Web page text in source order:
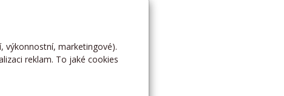
výkonnostní, marketingové).
reklam. To jaké cookies